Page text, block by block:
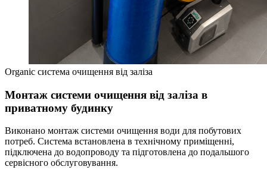
Organic система очищення від заліза
Монтаж системи очищення від заліза в
приватному будинку
Виконано монтаж системи очищення води для побутових
потреб. Система встановлена в технічному приміщенні,
підключена до водопроводу та підготовлена до подальшого
сервісного обслуговування.